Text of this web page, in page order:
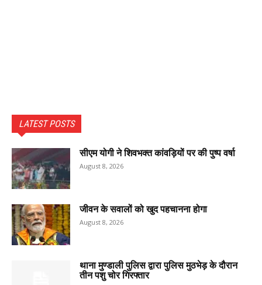
LATEST POSTS
सीएम योगी ने शिवभक्त कांवड़ियों पर की पुष्प वर्षा
August 8, 2026
जीवन के सवालों को खुद पहचानना होगा
August 8, 2026
थाना मुण्डाली पुलिस द्वारा पुलिस मुठभेड़ के दौरान
तीन पशु चोर गिरफ्तार